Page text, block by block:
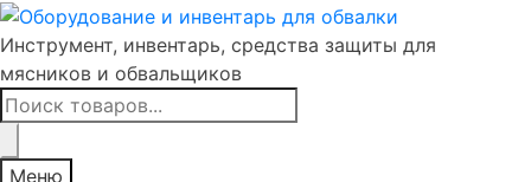
Инструмент, инвентарь, средства защиты для
мясников и обвальщиков
Поиск
товаров
Меню